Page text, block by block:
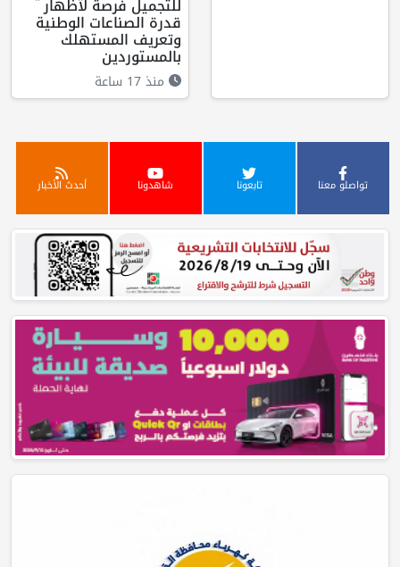
قدرة الصناعات الوطنية
وتعريف المستهلك
بالمستوردين
منذ 17 ساعة
تواصلو معنا تابعونا شاهدونا أحدث الأخبار